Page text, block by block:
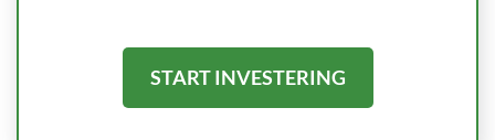
START INVESTERING